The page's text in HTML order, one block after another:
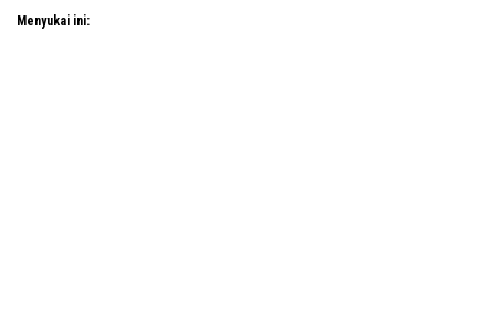
Menyukai ini: